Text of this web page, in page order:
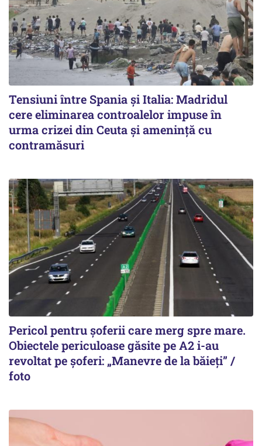
Tensiuni între Spania și Italia: Madridul
cere eliminarea controalelor impuse în
urma crizei din Ceuta și amenință cu
contramăsuri
Pericol pentru șoferii care merg spre mare.
Obiectele periculoase găsite pe A2 i-au
revoltat pe șoferi: „Manevre de la băieți” /
foto